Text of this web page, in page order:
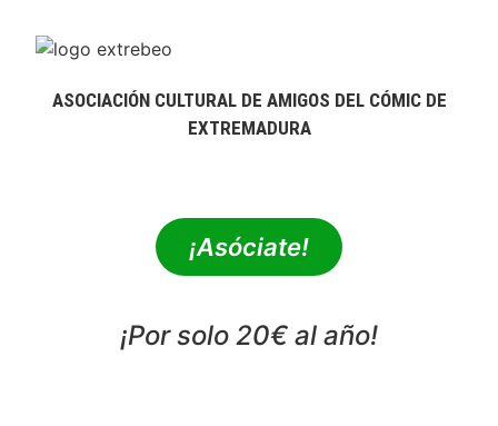
ASOCIACIÓN CULTURAL DE AMIGOS DEL CÓMIC DE
EXTREMADURA
¡Asóciate!
¡Por solo 20€ al año!